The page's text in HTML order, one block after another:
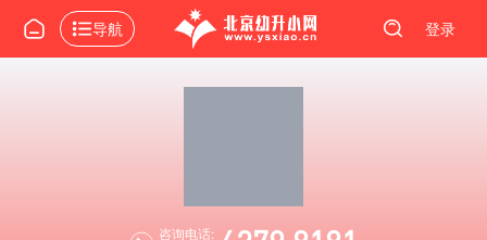
导航 登录
咨询电话: